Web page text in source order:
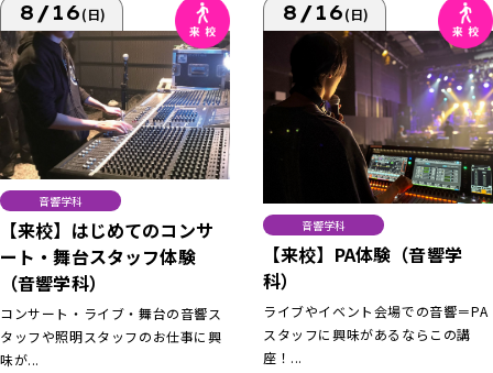
8/16(日)
音響学科
【来校】はじめてのコンサ
ート・舞台スタッフ体験
（音響学科）
コンサート・ライブ・舞台の音響ス
タッフや照明スタッフのお仕事に興
味が...
8/16(日)
音響学科
【来校】PA体験（音響学
科）
ライブやイベント会場での音響＝PA
スタッフに興味があるならこの講
座！...